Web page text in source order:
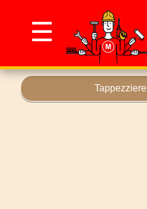
☰
Tappezziere